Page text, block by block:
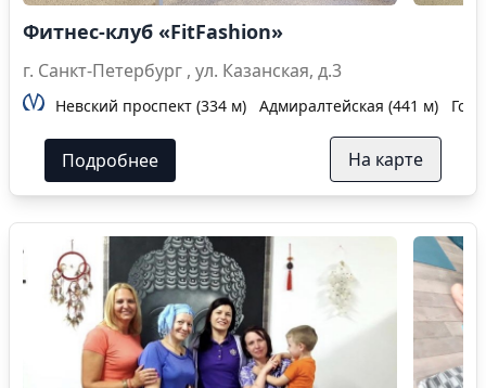
Фитнес-клуб «FitFashion»
г. Санкт-Петербург , ул. Казанская, д.3
Невский проспект (334 м) Адмиралтейская (441 м)
Подробнее На карте